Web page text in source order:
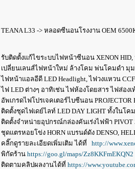
TEANA L33 -> หลอดซีนอนโรงงาน OEM
รับติดตั้งแก้ไขระบบไฟหน้าซีนอน XENON
เปลี่ยนเลนส์ไฟหน้าใหม่ ล้างโคม พ่นโคมดำ มุ
ไฟหน้าแอลอีดี LED Headlight, ไฟวงแหวน
ไฟ LED ต่างๆ อาทิเช่น ไฟห้องโดยสาร ไฟส่อ
อัพเกรดไฟโปรเจคเตอร์ไบซีนอน
ติดตั้งชุดไฟเดย์ไลท์ LED DAY LIGHT ทั้งในโ
ติดตั้งจำหน่ายอุปกรณ์กล่องคันเร่งไฟฟ้า PIVOT
ชุดแตรหอยโข่ง HORN แบรนด์ดัง DENSO,
คลิ๊กดูรายละเอียดเพิ่มเติม ได้ที่ http://
พิกัดร้าน https://goo.gl/maps/Zz8KKFmEKQN2
ติดตามคลิปผลงานได้ที่ https://